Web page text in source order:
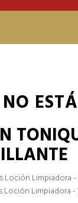
Limpiadora
Limpiadora